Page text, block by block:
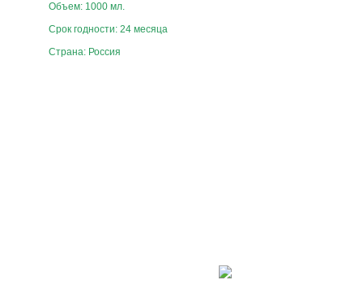
Объем: 1000 мл.
Срок годности: 24 месяца
Страна: Россия